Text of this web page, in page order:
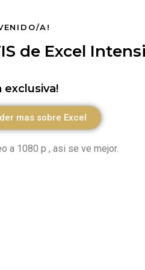
A!
de Excel
exclusiva!
mas sobre Excel
a 1080 p , asi se ve mejor.